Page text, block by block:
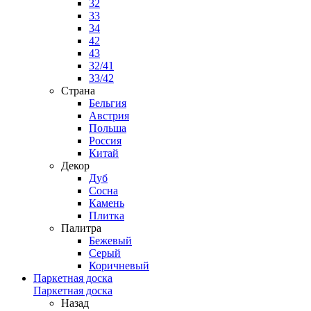
32
33
34
42
43
32/41
33/42
Страна
Бельгия
Австрия
Польша
Россия
Китай
Декор
Дуб
Сосна
Камень
Плитка
Палитра
Бежевый
Серый
Коричневый
Паркетная доска
Паркетная доска
Назад